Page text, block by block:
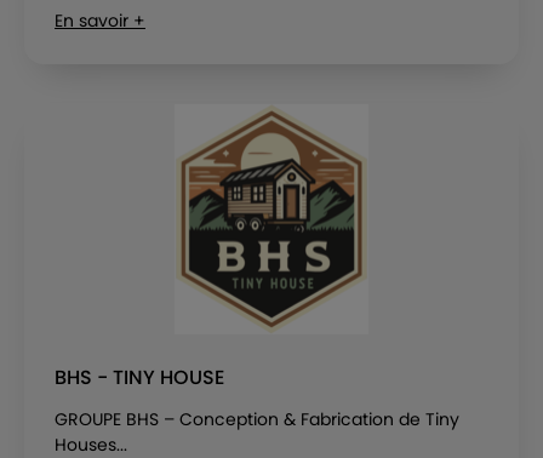
En savoir +
BHS - TINY HOUSE
GROUPE BHS – Conception & Fabrication de Tiny
Houses...